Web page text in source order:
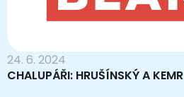
24. 6. 2024
CHALUPÁŘI: HRUŠÍNSKÝ A KEMR